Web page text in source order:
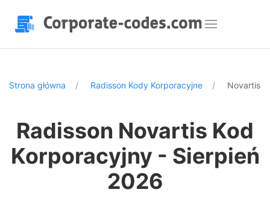
Strona główna Radisson Kody Korporacyjne Novartis
Radisson Novartis Kod
Korporacyjny - Sierpień
2026